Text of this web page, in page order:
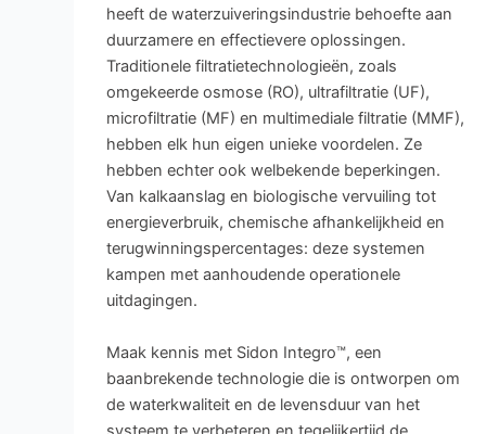
heeft de waterzuiveringsindustrie behoefte aan
duurzamere en effectievere oplossingen.
Traditionele filtratietechnologieën, zoals
omgekeerde osmose (RO), ultrafiltratie (UF),
microfiltratie (MF) en multimediale filtratie (MMF),
hebben elk hun eigen unieke voordelen. Ze
hebben echter ook welbekende beperkingen.
Van kalkaanslag en biologische vervuiling tot
energieverbruik, chemische afhankelijkheid en
terugwinningspercentages: deze systemen
kampen met aanhoudende operationele
uitdagingen.
Maak kennis met Sidon Integro™, een
baanbrekende technologie die is ontworpen om
de waterkwaliteit en de levensduur van het